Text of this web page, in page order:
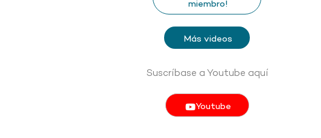
miembro!
Más videos
Suscríbase a Youtube aquí
Youtube